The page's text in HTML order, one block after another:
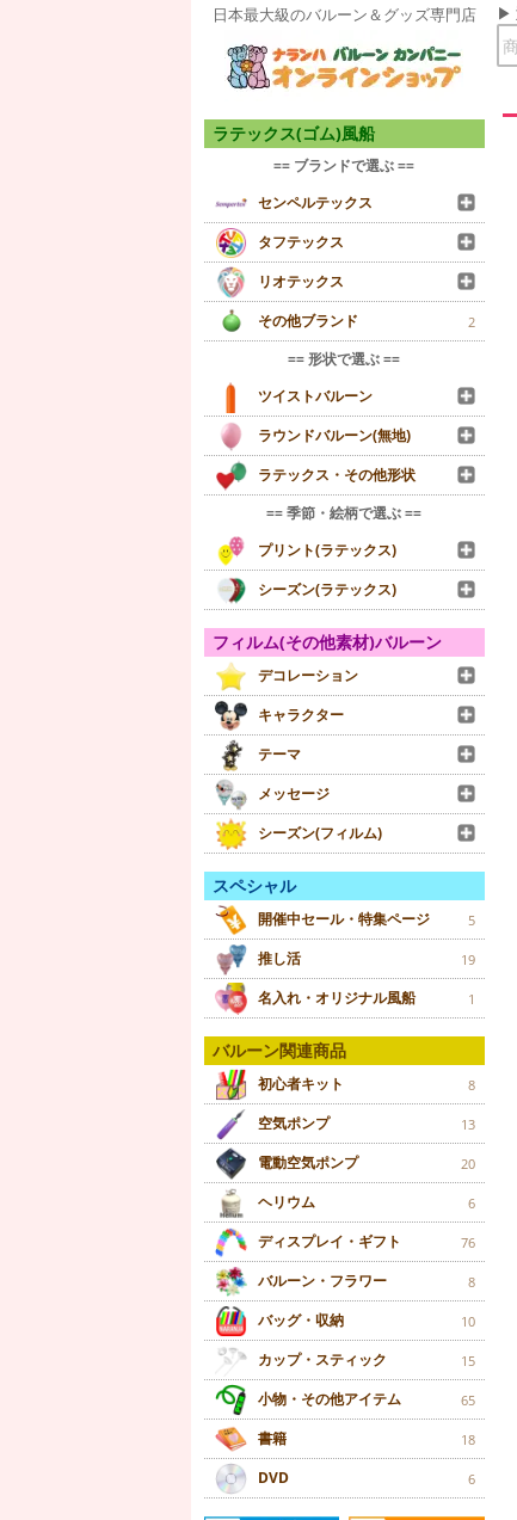
日本最大級のバルーン＆グッズ専門店
ラテックス(ゴム)風船
== ブランドで選ぶ ==
センペルテックス
タフテックス
リオテックス
その他ブランド
2
== 形状で選ぶ ==
ツイストバルーン
ラウンドバルーン(無地)
ラテックス・その他形状
== 季節・絵柄で選ぶ ==
プリント(ラテックス)
シーズン(ラテックス)
フィルム(その他素材)バルーン
デコレーション
キャラクター
テーマ
メッセージ
シーズン(フィルム)
スペシャル
開催中セール・特集ページ 5
推し活 19
名入れ・オリジナル風船 1
バルーン関連商品
初心者キット 8
空気ポンプ 13
電動空気ポンプ 20
ヘリウム 6
ディスプレイ・ギフト 76
バルーン・フラワー 8
バッグ・収納 10
カップ・スティック 15
小物・その他アイテム 65
書籍 18
DVD 6